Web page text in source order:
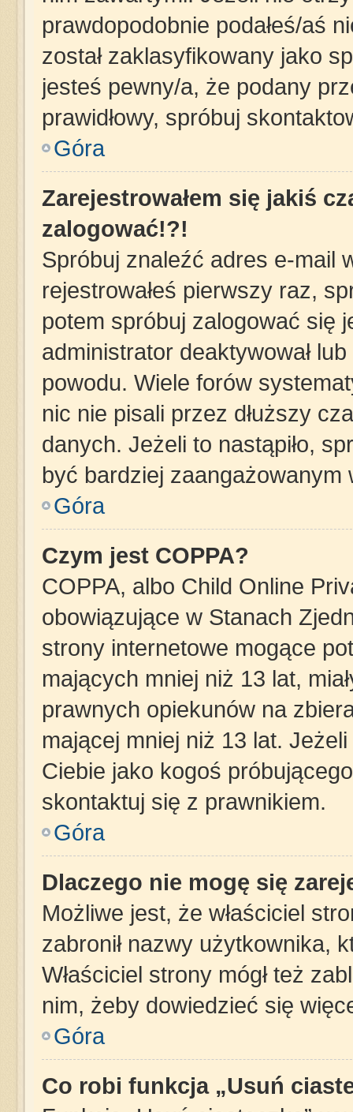
prawdopodobnie podałeś/aś
został zaklasyfikowany jako
jesteś pewny/a, że podany
prawidłowy, spróbuj
Góra
Zarejestrowałem się jakiś
zalogować!?!
Spróbuj znaleźć adres e-mail
rejestrowałeś pierwszy raz,
potem spróbuj zalogować się
administrator deaktywował
powodu. Wiele forów
nic nie pisali przez dłuższy
danych. Jeżeli to nastąpiło,
być bardziej zaangażowanym
Góra
Czym jest COPPA?
COPPA, albo Child Online
obowiązujące w Stanach
strony internetowe mogące
mających mniej niż 13 lat,
prawnych opiekunów na
mającej mniej niż 13 lat.
Ciebie jako kogoś
skontaktuj się z prawnikiem.
Góra
Dlaczego nie mogę się
Możliwe jest, że właściciel
zabronił nazwy użytkownika,
Właściciel strony mógł też
nim, żeby dowiedzieć się
Góra
Co robi funkcja „Usuń